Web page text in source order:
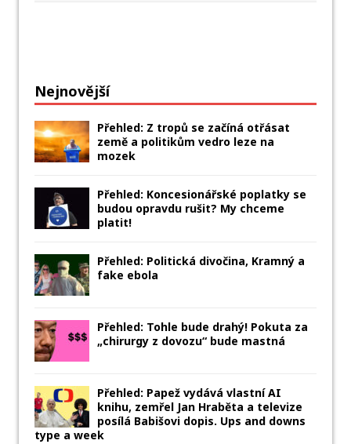
Nejnovější
Přehled: Z tropů se začíná otřásat
země a politikům vedro leze na
mozek
Přehled: Koncesionářské poplatky se
budou opravdu rušit? My chceme
platit!
Přehled: Politická divočina, Kramný a
fake ebola
Přehled: Tohle bude drahý! Pokuta za
„chirurgy z dovozu“ bude mastná
Přehled: Papež vydává vlastní AI
knihu, zemřel Jan Hraběta a televize
posílá Babišovi dopis. Ups and downs
type a week